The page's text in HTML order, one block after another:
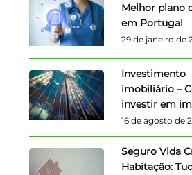
Melhor plano
em Portugal
29 de janeiro de
Investimento
imobiliário –
investir em
16 de agosto de
Seguro Vida
Habitação: